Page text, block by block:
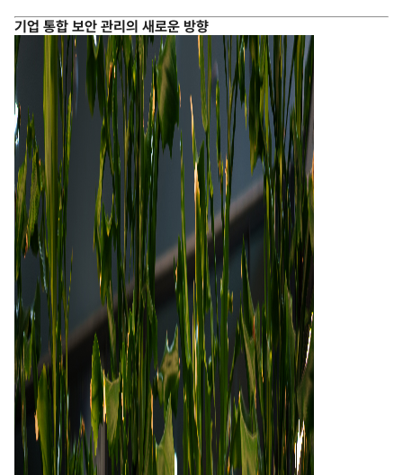
기업 통합 보안 관리의 새로운 방향